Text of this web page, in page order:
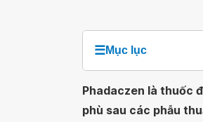
☰Mục lục
Phadaczen là thuốc
phù sau các phẫu